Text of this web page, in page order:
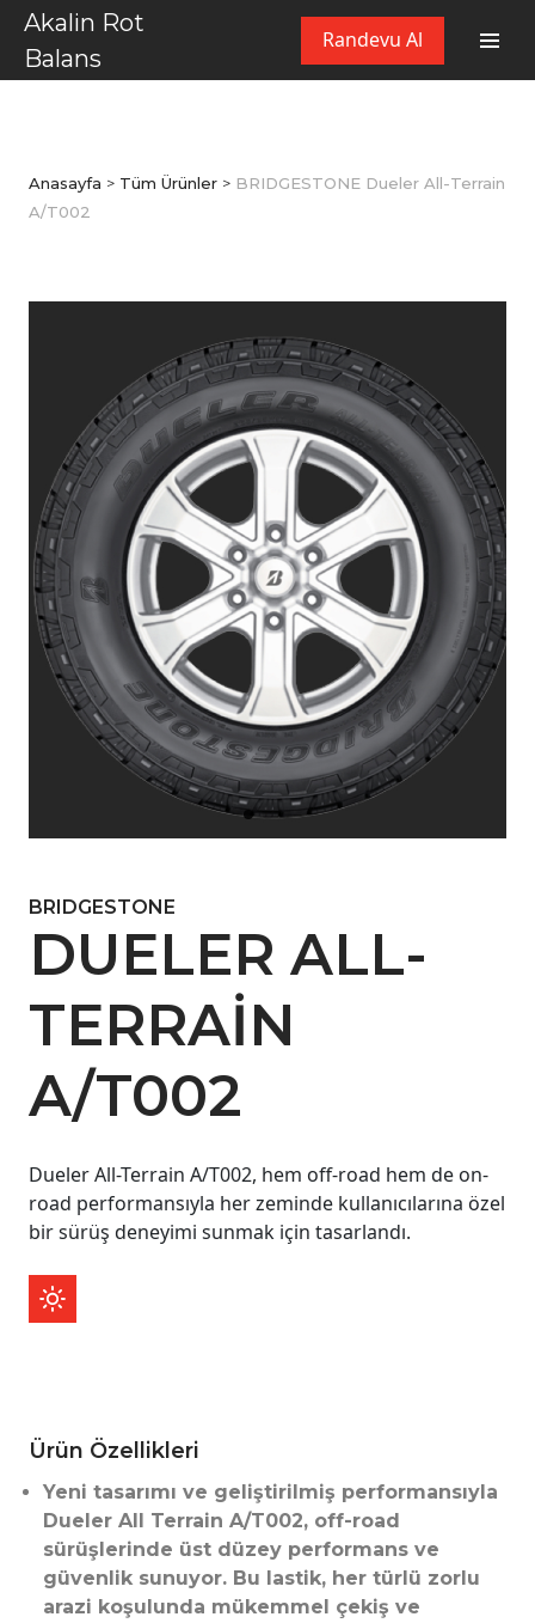
Akalin Rot
Balans
Randevu Al
Anasayfa > Tüm Ürünler > BRIDGESTONE Dueler All-Terrain
A/T002
BRIDGESTONE
DUELER ALL-
TERRAIN
A/T002
Dueler All-Terrain A/T002, hem off-road hem de on-
road performansıyla her zeminde kullanıcılarına özel
bir sürüş deneyimi sunmak için tasarlandı.
Ürün Özellikleri
Yeni tasarımı ve geliştirilmiş performansıyla
Dueler All Terrain A/T002, off-road
sürüşlerinde üst düzey performans ve
güvenlik sunuyor. Bu lastik, her türlü zorlu
arazi koşulunda mükemmel çekiş ve